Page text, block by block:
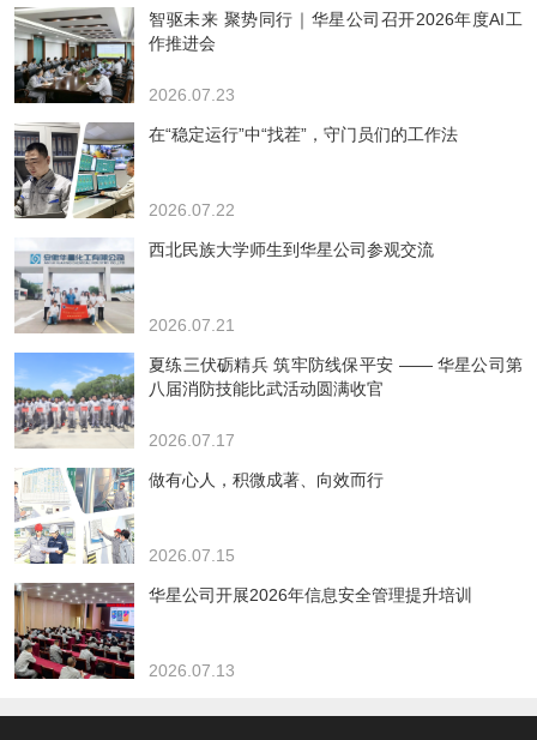
智驱未来 聚势同行｜华星公司召开2026年度AI工
作推进会
2026.07.23
在“稳定运行”中“找茬”，守门员们的工作法
2026.07.22
西北民族大学师生到华星公司参观交流
2026.07.21
夏练三伏砺精兵 筑牢防线保平安 —— 华星公司第
八届消防技能比武活动圆满收官
2026.07.17
做有心人，积微成著、向效而行
2026.07.15
华星公司开展2026年信息安全管理提升培训
2026.07.13